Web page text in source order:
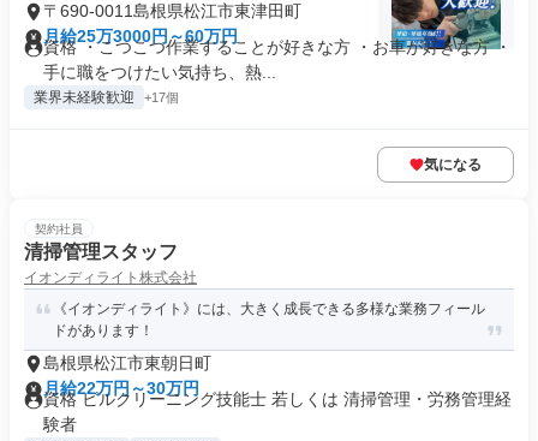
〒690-0011島根県松江市東津田町
月給25万3000円～60万円
資格 ・こつこつ作業することが好きな方 ・お車が好きな方 ・
手に職をつけたい気持ち、熱...
業界未経験歓迎 +17個
気になる
契約社員
清掃管理スタッフ
イオンディライト株式会社
《イオンディライト》には、大きく成長できる多様な業務フィール
ドがあります！
島根県松江市東朝日町
月給22万円～30万円
資格 ビルクリーニング技能士 若しくは 清掃管理・労務管理経
験者